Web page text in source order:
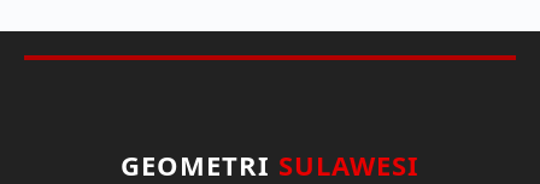
GEOMETRI SULAWESI